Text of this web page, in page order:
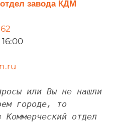
завода КДМ
или Вы не нашли
городе, то
Коммерческий отдел